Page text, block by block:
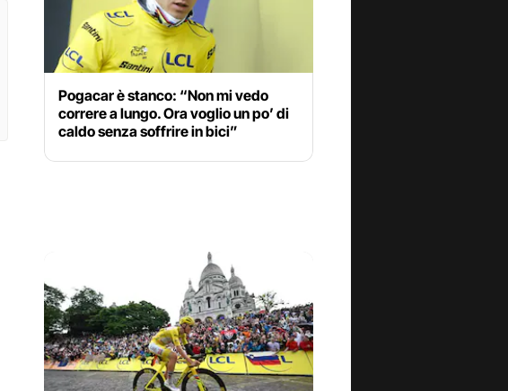
Pogacar è stanco: “Non mi vedo
correre a lungo. Ora voglio un po’ di
caldo senza soffrire in bici”